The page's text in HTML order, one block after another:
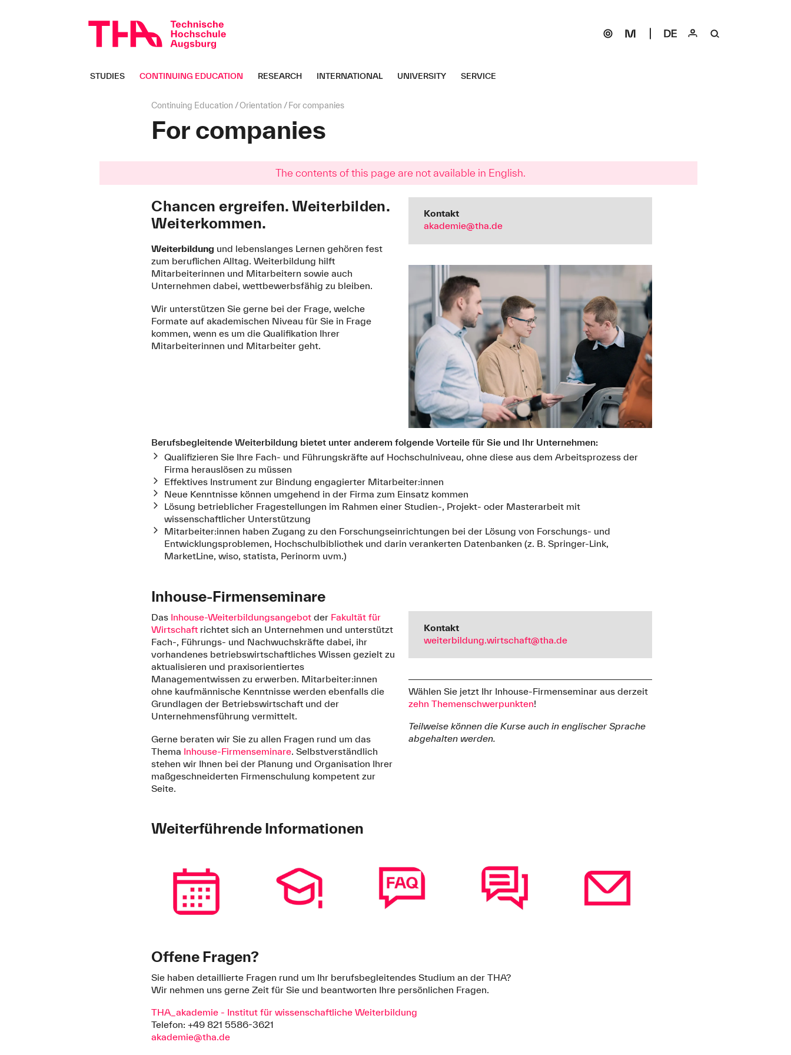
navigation
STUDIES CONTINUING EDUCATION RESEARCH INTERNATIONAL UNIVERSITY SERVICE
Page
Continuing Education Orientation For companies
For companies
The contents of this page are not available in English.
Chancen ergreifen. Weiterbilden.
Weiterkommen.
Weiterbildung und lebenslanges Lernen gehören fest
zum beruflichen Alltag. Weiterbildung hilft
Mitarbeiterinnen und Mitarbeitern sowie auch
Unternehmen dabei, wettbewerbsfähig zu bleiben.
Wir unterstützen Sie gerne bei der Frage, welche
Formate auf akademischen Niveau für Sie in Frage
kommen, wenn es um die Qualifikation Ihrer
Mitarbeiterinnen und Mitarbeiter geht.
Kontakt
akademie@tha.de
Berufsbegleitende Weiterbildung bietet unter anderem folgende Vorteile für Sie und Ihr Unternehmen:
Qualifizieren Sie Ihre Fach- und Führungskräfte auf Hochschulniveau, ohne diese aus dem Arbeitsprozess der
Firma herauslösen zu müssen
Effektives Instrument zur Bindung engagierter Mitarbeiter:innen
Neue Kenntnisse können umgehend in der Firma zum Einsatz kommen
Lösung betrieblicher Fragestellungen im Rahmen einer Studien-, Projekt- oder Masterarbeit mit
wissenschaftlicher Unterstützung
Mitarbeiter:innen haben Zugang zu den Forschungseinrichtungen bei der Lösung von Forschungs- und
Entwicklungsproblemen, Hochschulbibliothek und darin verankerten Datenbanken (z. B. Springer-Link,
MarketLine, wiso, statista, Perinorm uvm.)
Inhouse-Firmenseminare
Das Inhouse-Weiterbildungsangebot der Fakultät für
Wirtschaft richtet sich an Unternehmen und unterstützt
Fach-, Führungs- und Nachwuchskräfte dabei, ihr
vorhandenes betriebswirtschaftliches Wissen gezielt zu
aktualisieren und praxisorientiertes
Managementwissen zu erwerben. Mitarbeiter:innen
ohne kaufmännische Kenntnisse werden ebenfalls die
Grundlagen der Betriebswirtschaft und der
Unternehmensführung vermittelt.
Gerne beraten wir Sie zu allen Fragen rund um das
Thema Inhouse-Firmenseminare . Selbstverständlich
stehen wir Ihnen bei der Planung und Organisation Ihrer
maßgeschneiderten Firmenschulung kompetent zur
Seite.
Kontakt
weiterbildung.wirtschaft@tha.de
Wählen Sie jetzt Ihr Inhouse-Firmenseminar aus derzeit
zehn Themenschwerpunkten!
Teilweise können die Kurse auch in englischer Sprache
abgehalten werden.
Weiterführende Informationen
Offene Fragen?
Sie haben detaillierte Fragen rund um Ihr berufsbegleitendes Studium an der THA?
Wir nehmen uns gerne Zeit für Sie und beantworten Ihre persönlichen Fragen.
THA_akademie - Institut für wissenschaftliche Weiterbildung
Telefon: +49 821 5586-3621
akademie@tha.de